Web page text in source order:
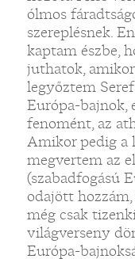
ólmos
szereplésnek.
kaptam észbe,
juthatok,
legyőztem
Európa-bajnok,
fenomént, az
Amikor pedig a
megvertem az
(szabadfogású
odajött
még csak
világverseny
Európa-